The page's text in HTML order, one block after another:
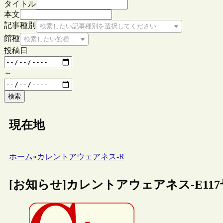
タイトル
本文
記事種別
検索したい記事種別を選択してください
館種 検索したい館種を選択してください
投稿日
～
検索
現在地
ホーム»カレントアウェアネス-R
[お知らせ]カレントアウェアネス-E117